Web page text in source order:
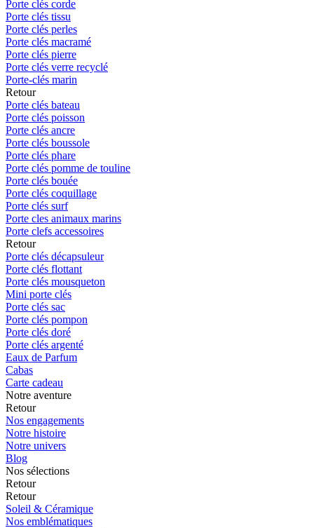
Porte clés corde
Porte clés tissu
Porte clés perles
Porte clés macramé
Porte clés pierre
Porte clés verre recyclé
Porte-clés marin
Retour
Porte clés bateau
Porte clés poisson
Porte clés ancre
Porte clés boussole
Porte clés phare
Porte clés pomme de touline
Porte clés bouée
Porte clés coquillage
Porte clés surf
Porte cles animaux marins
Porte clefs accessoires
Retour
Porte clés décapsuleur
Porte clés flottant
Porte clés mousqueton
Mini porte clés
Porte clés sac
Porte clés pompon
Porte clés doré
Porte clés argenté
Eaux de Parfum
Cabas
Carte cadeau
Notre aventure
Retour
Nos engagements
Notre histoire
Notre univers
Blog
Nos sélections
Retour
Retour
Soleil & Céramique
Nos emblématiques